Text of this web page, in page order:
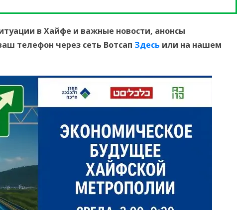
в Хайфе и важные новости, анонсы
телефон через сеть Вотсап Здесь или на нашем